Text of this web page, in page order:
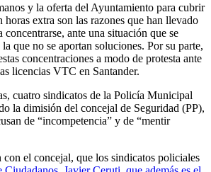
y la oferta del Ayuntamiento para cubrir
extra son las razones que han llevado
ante una situación que se
que no se aportan soluciones. Por su parte,
concentraciones a modo de protesta ante
licencias VTC en Santander.
cuatro sindicatos de la Policía Municipal
la dimisión del concejal de Seguridad (PP),
de “incompetencia” y de “mentir
con el concejal, que los sindicatos policiales